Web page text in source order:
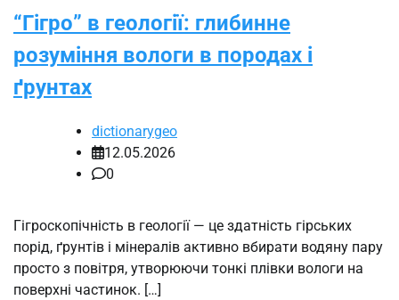
“Гігро” в геології: глибинне
розуміння вологи в породах і
ґрунтах
dictionarygeo
12.05.2026
0
Гігроскопічність в геології — це здатність гірських
порід, ґрунтів і мінералів активно вбирати водяну пару
просто з повітря, утворюючи тонкі плівки вологи на
поверхні частинок. […]